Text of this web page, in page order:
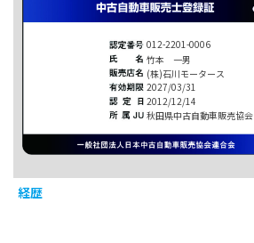
012-2201-0006
竹本 一男
(株)石川モータース
2027/03/31
2012/12/14
秋田県中古自動車販売協会
経歴